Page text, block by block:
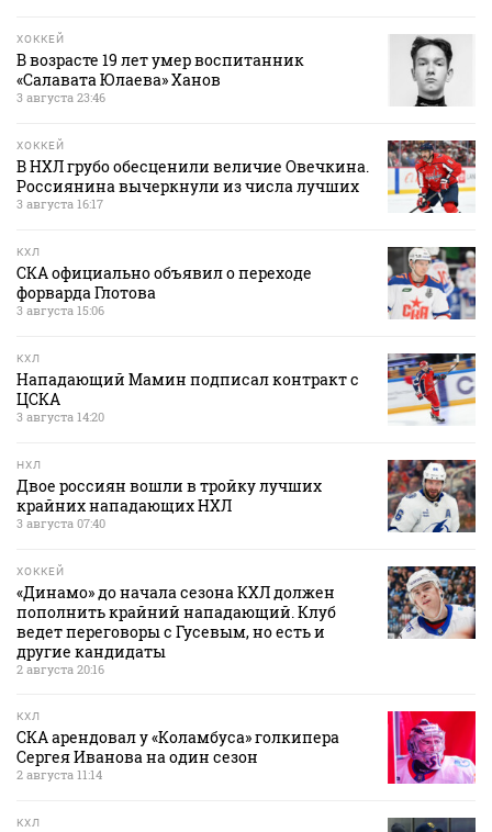
ХОККЕЙ
В возрасте 19 лет умер воспитанник
«Салавата Юлаева» Ханов
3 августа 23:46
ХОККЕЙ
В НХЛ грубо обесценили величие Овечкина.
Россиянина вычеркнули из числа лучших
3 августа 16:17
КХЛ
СКА официально объявил о переходе
форварда Глотова
3 августа 15:06
КХЛ
Нападающий Мамин подписал контракт с
ЦСКА
3 августа 14:20
НХЛ
Двое россиян вошли в тройку лучших
крайних нападающих НХЛ
3 августа 07:40
ХОККЕЙ
«Динамо» до начала сезона КХЛ должен
пополнить крайний нападающий. Клуб
ведет переговоры с Гусевым, но есть и
другие кандидаты
2 августа 20:16
КХЛ
СКА арендовал у «Коламбуса» голкипера
Сергея Иванова на один сезон
2 августа 11:14
КХЛ